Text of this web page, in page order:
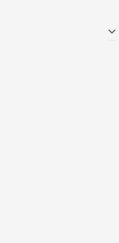
Open محصولات ما